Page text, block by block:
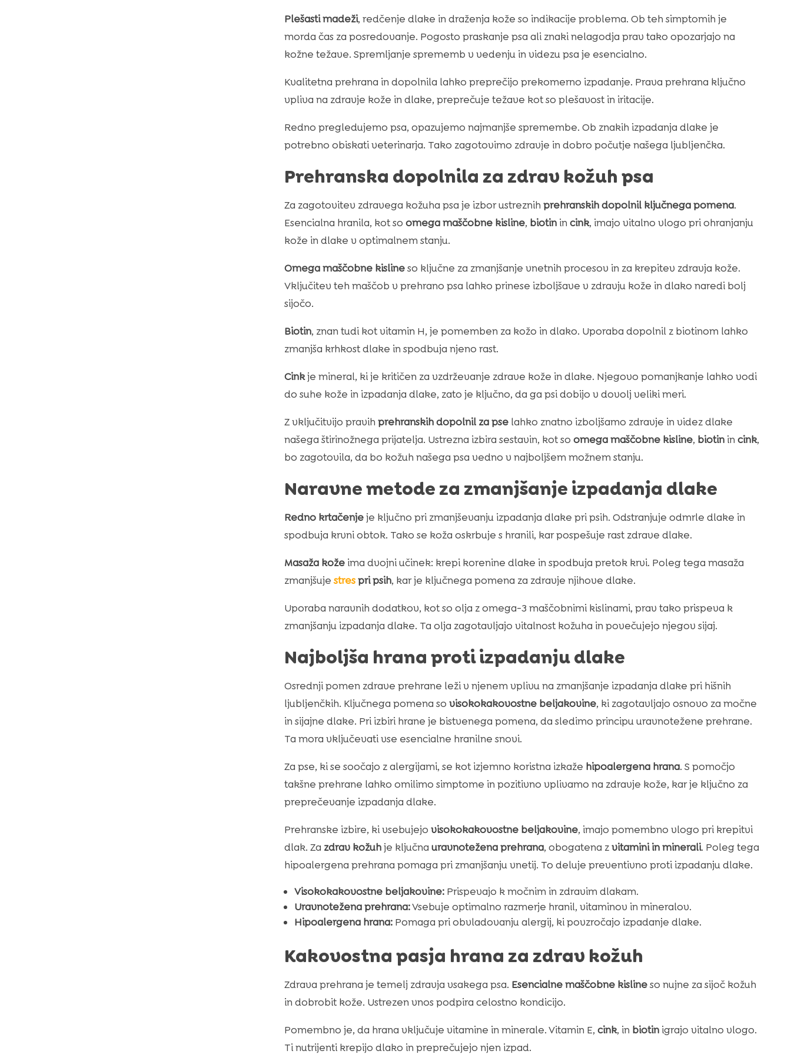
Plešasti madeži, redčenje dlake in draženja kože so indikacije problema. Ob teh simptomih je
morda čas za posredovanje. Pogosto praskanje psa ali znaki nelagodja prav tako opozarjajo na
kožne težave. Spremljanje sprememb v vedenju in videzu psa je esencialno.
Kvalitetna prehrana in dopolnila lahko preprečijo prekomerno izpadanje. Prava prehrana ključno
vpliva na zdravje kože in dlake, preprečuje težave kot so plešavost in iritacije.
Redno pregledujemo psa, opazujemo najmanjše spremembe. Ob znakih izpadanja dlake je
potrebno obiskati veterinarja. Tako zagotovimo zdravje in dobro počutje našega ljubljenčka.
Prehranska dopolnila za zdrav kožuh psa
Za zagotovitev zdravega kožuha psa je izbor ustreznih prehranskih dopolnil ključnega pomena.
Esencialna hranila, kot so omega maščobne kisline, biotinin cink, imajo vitalno vlogo pri ohranjanju
kože in dlake v optimalnem stanju.
Omega maščobne kislineso ključne za zmanjšanje vnetnih procesov in za krepitev zdravja kože.
Vključitev teh maščob v prehrano psa lahko prinese izboljšave v zdravju kože in dlako naredi bolj
sijočo.
Biotin, znan tudi kot vitamin H, je pomemben za kožo in dlako. Uporaba dopolnil z biotinom lahko
zmanjša krhkost dlake in spodbuja njeno rast.
Cinkje mineral, ki je kritičen za vzdrževanje zdrave kože in dlake. Njegovo pomanjkanje lahko vodi
do suhe kože in izpadanja dlake, zato je ključno, da ga psi dobijo v dovolj veliki meri.
Z vključitvijo pravih prehranskih dopolnil za pselahko znatno izboljšamo zdravje in videz dlake
našega štirinožnega prijatelja. Ustrezna izbira sestavin, kot so omega maščobne kisline, biotinin cink,
bo zagotovila, da bo kožuh našega psa vedno v najboljšem možnem stanju.
Naravne metode za zmanjšanje izpadanja dlake
Redno krtačenjeje ključno pri zmanjševanju izpadanja dlake pri psih. Odstranjuje odmrle dlake in
spodbuja krvni obtok. Tako se koža oskrbuje s hranili, kar pospešuje rast zdrave dlake.
Masaža kožeima dvojni učinek: krepi korenine dlake in spodbuja pretok krvi. Poleg tega masaža
zmanjšujestrespri psih, kar je ključnega pomena za zdravje njihove dlake.
Uporaba naravnih dodatkov, kot so olja z omega-3 maščobnimi kislinami, prav tako prispeva k
zmanjšanju izpadanja dlake. Ta olja zagotavljajo vitalnost kožuha in povečujejo njegov sijaj.
Najboljša hrana proti izpadanju dlake
Osrednji pomen zdrave prehrane leži v njenem vplivu na zmanjšanje izpadanja dlake pri hišnih
ljubljenčkih. Ključnega pomena so visokokakovostne beljakovine, ki zagotavljajo osnovo za močne
in sijajne dlake. Pri izbiri hrane je bistvenega pomena, da sledimo principu uravnotežene prehrane.
Ta mora vključevati vse esencialne hranilne snovi.
Za pse, ki se soočajo z alergijami, se kot izjemno koristna izkaže hipoalergena hrana. S pomočjo
takšne prehrane lahko omilimo simptome in pozitivno vplivamo na zdravje kože, kar je ključno za
preprečevanje izpadanja dlake.
Prehranske izbire, ki vsebujejo visokokakovostne beljakovine, imajo pomembno vlogo pri krepitvi
dlak. Za zdrav kožuhje ključna uravnotežena prehrana, obogatena zvitamini in minerali. Poleg tega
hipoalergena prehrana pomaga pri zmanjšanju vnetij. To deluje preventivno proti izpadanju dlake.
Visokokakovostne beljakovine:Prispevajo k močnim in zdravim dlakam.
Uravnotežena prehrana:Vsebuje optimalno razmerje hranil, vitaminov in mineralov.
Hipoalergena hrana:Pomaga pri obvladovanju alergij, ki povzročajo izpadanje dlake.
Kakovostna pasja hrana za zdrav kožuh
Zdrava prehrana je temelj zdravja vsakega psa. Esencialne maščobne kislineso nujne za sijoč kožuh
in dobrobit kože. Ustrezen vnos podpira celostno kondicijo.
Pomembno je, da hrana vključuje vitamine in minerale. Vitamin E, cink, in biotinigrajo vitalno vlogo.
Ti nutrijenti krepijo dlako in preprečujejo njen izpad.